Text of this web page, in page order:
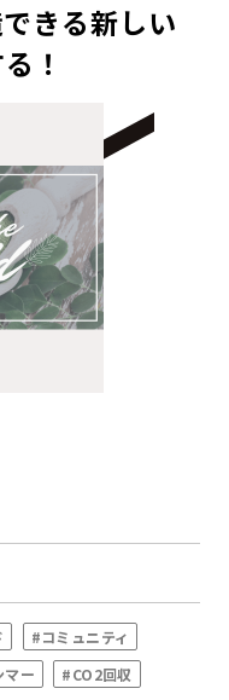
きる新しい
！
#コミュニティ
マー
#CO2回収